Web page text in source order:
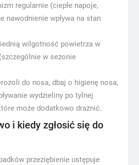
regularnie (ciepłe napoje,
nawodnienie wpływa na stan
wilgotność powietrza w
w sezonie
do nosa, dbaj o higienę nosa,
wydzieliny po tylnej
może dodatkowo drażnić.
i kiedy zgłosić się do
przeziębienie ustępuje